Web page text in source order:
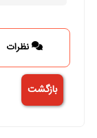
نظرات